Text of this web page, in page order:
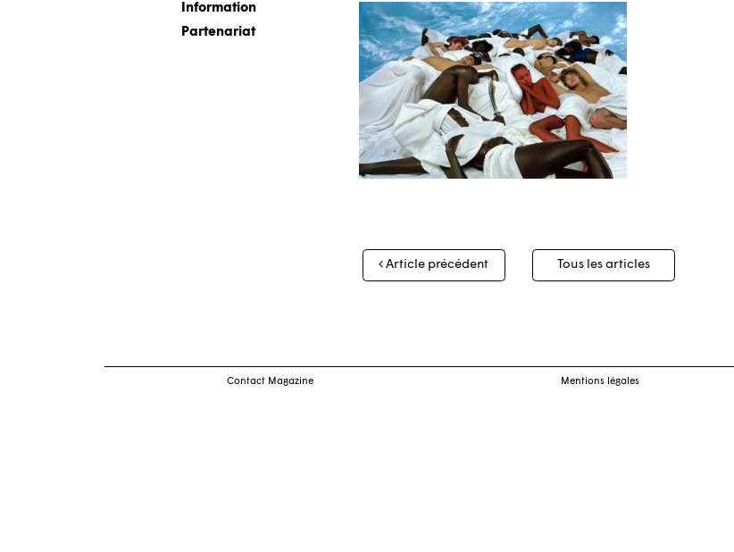
Information
Partenariat
Navigation
des
Article précédent Tous les articles
Contact Magazine Mentions légales